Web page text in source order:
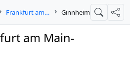
Frankfurt am Main Ginnheim Suche
am Main-